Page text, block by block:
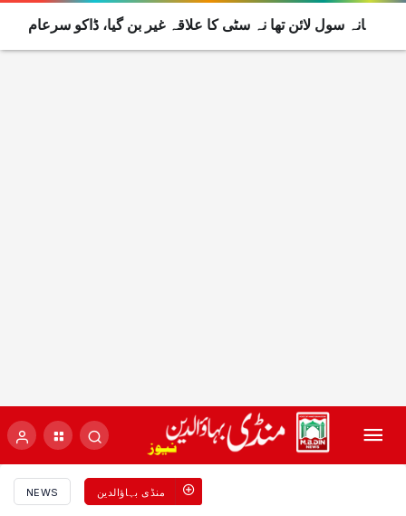
NEWS منڈی بہاؤالدین
تھانہ سول لائن تھا نہ سٹی کا علاقہ غیر بن گیا، ڈاکو سرعام